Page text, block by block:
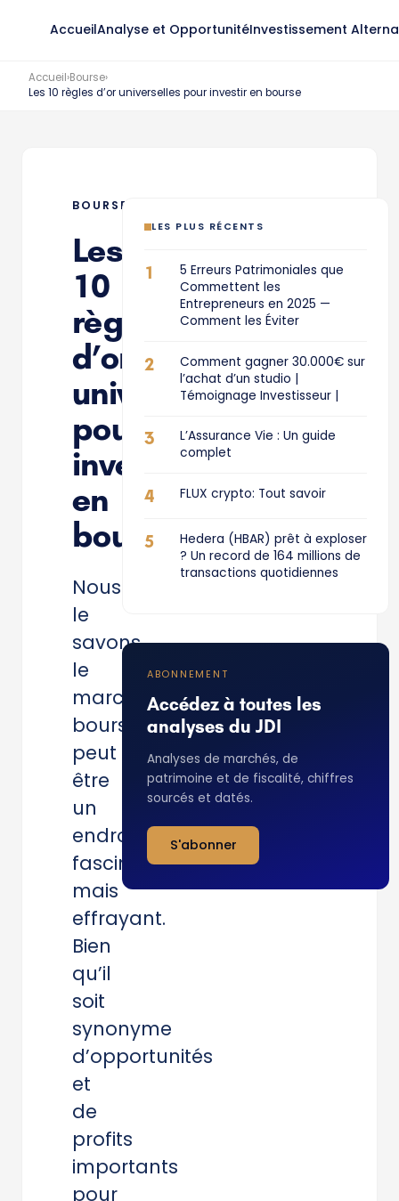
AccueilAnalyse et OpportunitéInvestissement
Accueil›Bourse›
Les 10 règles d’or universelles pour investir en bourse
BOURSE
Les
10
règles
d’or
universelles
pour
investir
en
bourse
Nous
le
savons,
le
marché
boursier
peut
être
un
endroit
fascinant
mais
effrayant.
Bien
qu’il
soit
synonyme
d’opportunités
et
de
profits
importants
pour
LES PLUS RÉCENTS
1
5 Erreurs Patrimoniales que
Commettent les
Entrepreneurs en 2025 —
Comment les Éviter
2
Comment gagner 30.000€ sur
l’achat d’un studio |
Témoignage Investisseur |
3
L’Assurance Vie : Un guide
complet
4 FLUX crypto: Tout savoir
5
Hedera (HBAR) prêt à exploser
? Un record de 164 millions de
transactions quotidiennes
ABONNEMENT
Accédez à toutes les
analyses du JDI
Analyses de marchés, de
patrimoine et de fiscalité, chiffres
sourcés et datés.
S'abonner